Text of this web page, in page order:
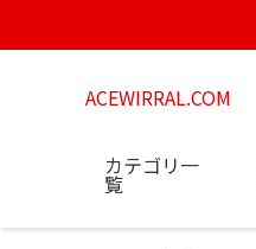
ACEWIRRAL.COM
カテゴリ一
覧